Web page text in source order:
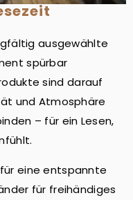
ausgewählte
spürbar
sind darauf
und Atmosphäre
– für ein Lesen,
eine entspannte
für freihändiges